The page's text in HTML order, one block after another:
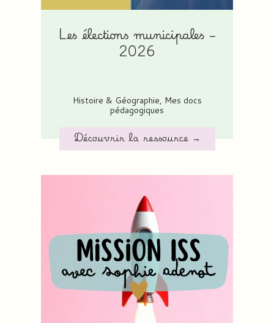
Les élections municipales –
2026
Histoire & Géographie, Mes docs
pédagogiques
Découvrir la ressource →